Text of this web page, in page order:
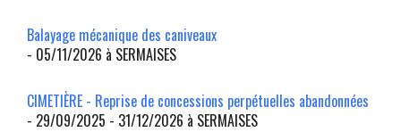
Balayage mécanique des caniveaux
- 05/11/2026 à SERMAISES
CIMETIÈRE - Reprise de concessions perpétuelles abandonnées
- 29/09/2025 - 31/12/2026 à SERMAISES